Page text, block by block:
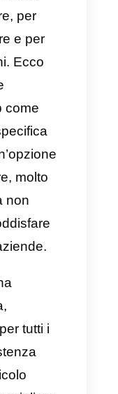
è
delle
usata da tutti,
ai privati.
acquistare,
per
e per
Ecco
app come
specifica
è un’opzione
molto